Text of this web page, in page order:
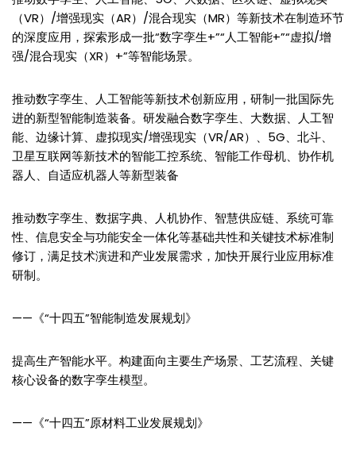
（VR）/增强现实（AR）/混合现实（MR）等新技术在制造环节
的深度应用，探索形成一批“数字孪生+”“人工智能+”“虚拟/增
强/混合现实（XR）+”等智能场景。
推动数字孪生、人工智能等新技术创新应用，研制一批国际先
进的新型智能制造装备。研发融合数字孪生、大数据、人工智
能、边缘计算、虚拟现实/增强现实（VR/AR）、5G、北斗、
卫星互联网等新技术的智能工控系统、智能工作母机、协作机
器人、自适应机器人等新型装备
推动数字孪生、数据字典、人机协作、智慧供应链、系统可靠
性、信息安全与功能安全一体化等基础共性和关键技术标准制
修订，满足技术演进和产业发展需求，加快开展行业应用标准
研制。
——《“十四五”智能制造发展规划》
提高生产智能水平。构建面向主要生产场景、工艺流程、关键
核心设备的数字孪生模型。
——《“十四五”原材料工业发展规划》